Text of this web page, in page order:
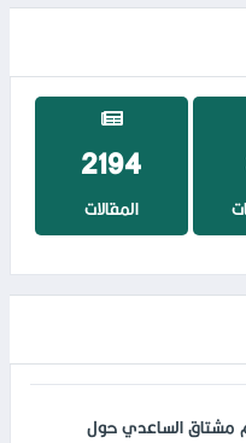
2895
المقالات
مشتاق الساعدي حول